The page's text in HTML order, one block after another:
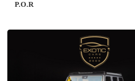
P.O.R